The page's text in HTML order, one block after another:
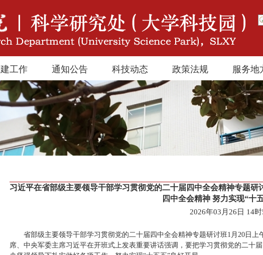
工作 通知公告 科技动态 政策法规 服务地
习近平在省部级主要领导干部学习贯彻党的二十届四中全会精神专题
四中全会精神 努力实现“十
2026年03月26日 14
省部级主要领导干部学习贯彻党的二十届四中全会精神专题研讨班1月20日
席、中央军委主席习近平在开班式上发表重要讲话强调，要把学习贯彻党的二十